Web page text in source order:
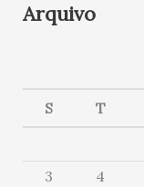
Arquivo
S T
3
4